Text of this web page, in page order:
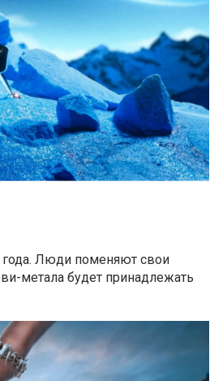
Люди поменяют свои
метала будет принадлежать